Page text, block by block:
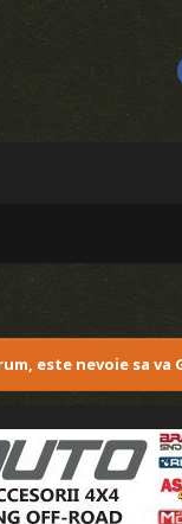
este nevoie sa va